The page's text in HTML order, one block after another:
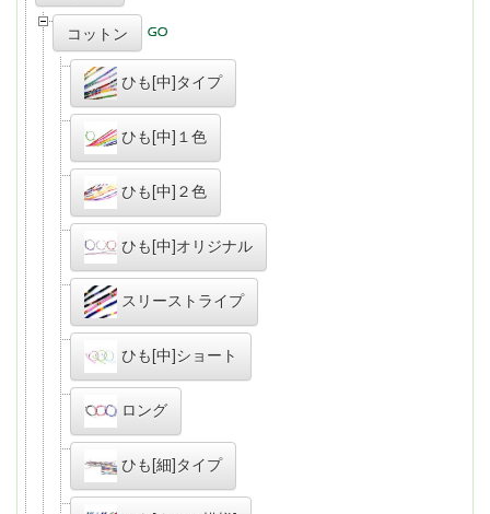
コットン
ひも[中]タイプ
ひも[中]１色
ひも[中]２色
ひも[中]オリジナル
スリーストライプ
ひも[中]ショート
ロング
ひも[細]タイプ